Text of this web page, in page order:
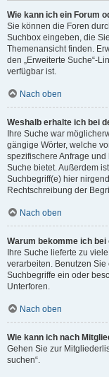
Wie kann ich ein Forum
Sie können die Foren
Suchbox eingeben, die
Themenansicht finden.
den „Erweiterte Suche“-
verfügbar ist.
Nach oben
Weshalb erhalte ich bei
Ihre Suche war
gängige Wörter, welche
spezifischere Anfrage
Suche bietet. Außerdem
Suchbegriff(e) hier
Rechtschreibung der
Nach oben
Warum bekomme ich
Ihre Suche lieferte zu
verarbeiten. Benutzen
Suchbegriffe ein oder
Unterforen.
Nach oben
Wie kann ich nach
Gehen Sie zur
suchen“.